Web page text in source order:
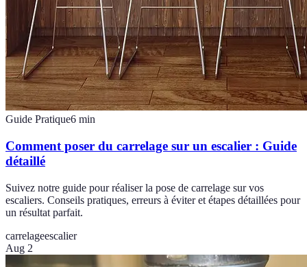
Guide Pratique6 min
Comment poser du carrelage sur un escalier : Guide
détaillé
Suivez notre guide pour réaliser la pose de carrelage sur vos
escaliers. Conseils pratiques, erreurs à éviter et étapes détaillées pour
un résultat parfait.
carrelageescalier
Aug 2